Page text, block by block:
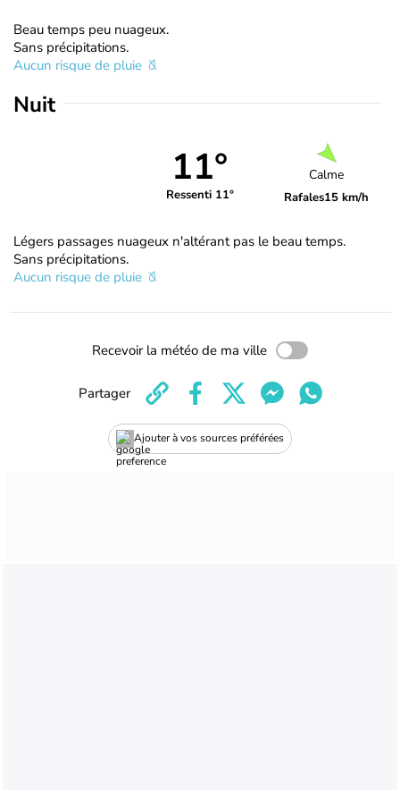
Beau temps peu nuageux.
Sans précipitations.
Aucun risque de pluie
Nuit
11°
Ressenti 11°
Calme
Rafales15 km/h
Légers passages nuageux n'altérant pas le beau temps.
Sans précipitations.
Aucun risque de pluie
Recevoir la météo de ma ville
Ajouter à vos sources préférées
Partager